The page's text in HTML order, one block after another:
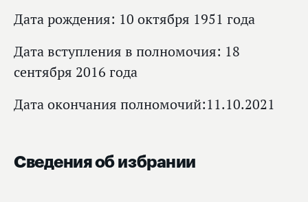
Дата рождения: 10 октября 1951 года
Дата вступления в полномочия: 18
сентября 2016 года
Дата окончания полномочий:11.10.2021
Сведения об избрании